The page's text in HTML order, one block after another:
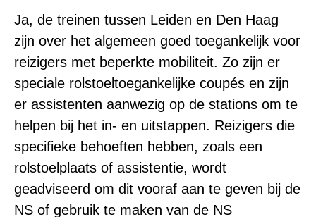
Ja, de treinen tussen Leiden en Den Haag
zijn over het algemeen goed toegankelijk voor
reizigers met beperkte mobiliteit. Zo zijn er
speciale rolstoeltoegankelijke coupés en zijn
er assistenten aanwezig op de stations om te
helpen bij het in- en uitstappen. Reizigers die
specifieke behoeften hebben, zoals een
rolstoelplaats of assistentie, wordt
geadviseerd om dit vooraf aan te geven bij de
NS of gebruik te maken van de NS